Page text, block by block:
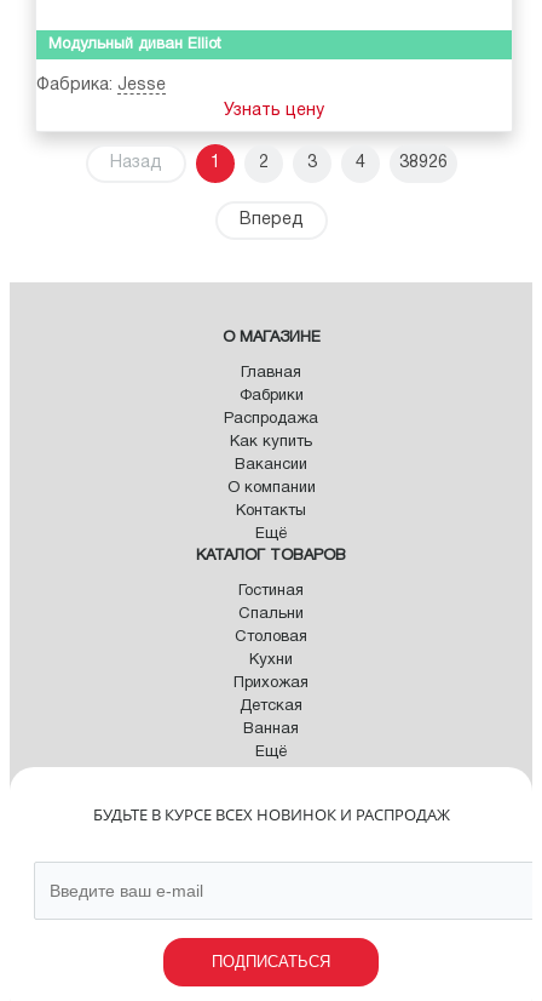
Модульный диван Elliot
Фабрика: Jesse
Узнать цену
Назад 1 2 3 4 38926
Вперед
О МАГАЗИНЕ
Главная
Фабрики
Распродажа
Как купить
Вакансии
О компании
Контакты
Ещё
КАТАЛОГ ТОВАРОВ
Гостиная
Спальни
Столовая
Кухни
Прихожая
Детская
Ванная
Ещё
БУДЬТЕ В КУРСЕ ВСЕХ НОВИНОК И РАСПРОДАЖ
ПОДПИСАТЬСЯ